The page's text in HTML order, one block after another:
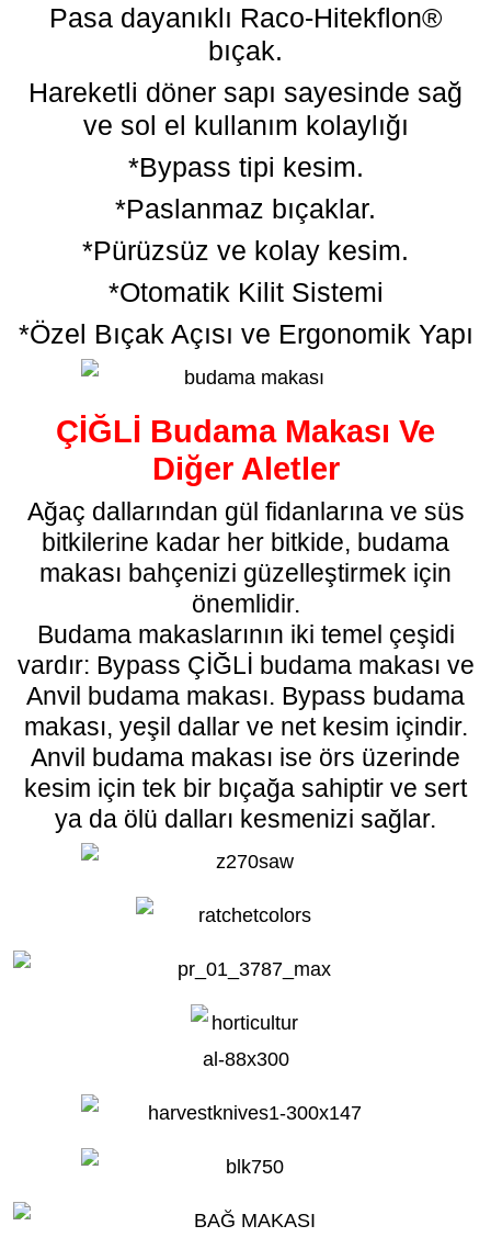
Pasa dayanıklı Raco-Hitekflon®
bıçak.
Hareketli döner sapı sayesinde sağ
ve sol el kullanım kolaylığı
*Bypass tipi kesim.
*Paslanmaz bıçaklar.
*Pürüzsüz ve kolay kesim.
*Otomatik Kilit Sistemi
*Özel Bıçak Açısı ve Ergonomik Yapı
ÇİĞLİ Budama Makası Ve
Diğer Aletler
Ağaç dallarından gül fidanlarına ve süs
bitkilerine kadar her bitkide, budama
makası bahçenizi güzelleştirmek için
önemlidir.
Budama makaslarının iki temel çeşidi
vardır: Bypass ÇİĞLİ budama makası ve
Anvil budama makası. Bypass budama
makası, yeşil dallar ve net kesim içindir.
Anvil budama makası ise örs üzerinde
kesim için tek bir bıçağa sahiptir ve sert
ya da ölü dalları kesmenizi sağlar.